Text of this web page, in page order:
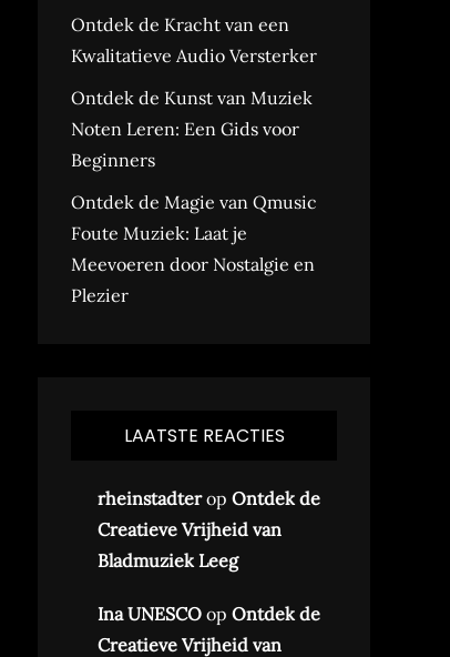
Ontdek de Kracht van een
Kwalitatieve Audio Versterker
Ontdek de Kunst van Muziek
Noten Leren: Een Gids voor
Beginners
Ontdek de Magie van Qmusic
Foute Muziek: Laat je
Meevoeren door Nostalgie en
Plezier
LAATSTE REACTIES
rheinstadterop Ontdek de
Creatieve Vrijheid van
Bladmuziek Leeg
Ina UNESCO op Ontdek de
Creatieve Vrijheid van